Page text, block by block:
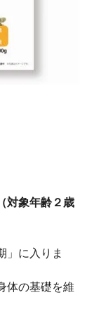
対象年齢２歳
」に入りま
体の基礎を維